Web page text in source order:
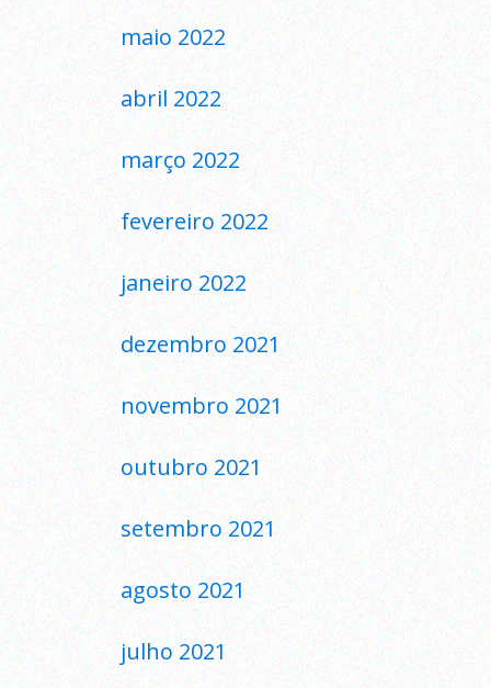
maio 2022
abril 2022
março 2022
fevereiro 2022
janeiro 2022
dezembro 2021
novembro 2021
outubro 2021
setembro 2021
agosto 2021
julho 2021